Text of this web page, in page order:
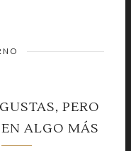
PERO
ALGO MÁS